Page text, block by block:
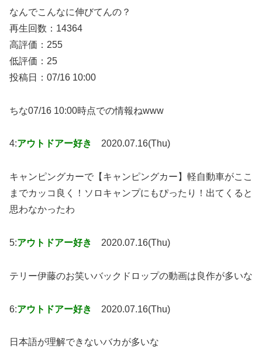
なんでこんなに伸びてんの？
再生回数：14364
高評価：255
低評価：25
投稿日：07/16 10:00
ちな07/16 10:00時点での情報ねwww
4:アウトドアー好き 2020.07.16(Thu)
キャンピングカーで【キャンピングカー】軽自動車がここ
までカッコ良く！ソロキャンプにもぴったり！出てくると
思わなかったわ
5:アウトドアー好き 2020.07.16(Thu)
テリー伊藤のお笑いバックドロップの動画は良作が多いな
6:アウトドアー好き 2020.07.16(Thu)
日本語が理解できないバカが多いな